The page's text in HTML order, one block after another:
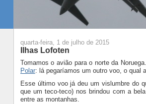
quarta-feira, 1 de julho de 2015
Ilhas Lofoten
Tomamos o avião para o norte da
Polar: lá pegaríamos um outro voo, o qual
Esse último voo já deu um vislumbre do
que um teco-teco) nos brindou com a
entre as montanhas.